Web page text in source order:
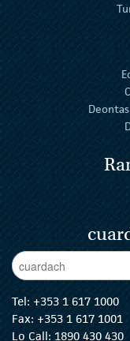
Enter Keywords
Tel: +353 1 617 1000
Fax: +353 1 617 1001
Lo Call: 1890 430 430